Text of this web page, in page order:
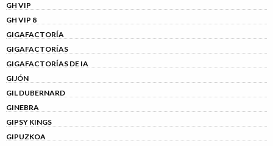
GH VIP
GH VIP 8
GIGAFACTORÍA
GIGAFACTORÍAS
GIGAFACTORÍAS DE IA
GIJÓN
GIL DUBERNARD
GINEBRA
GIPSY KINGS
GIPUZKOA